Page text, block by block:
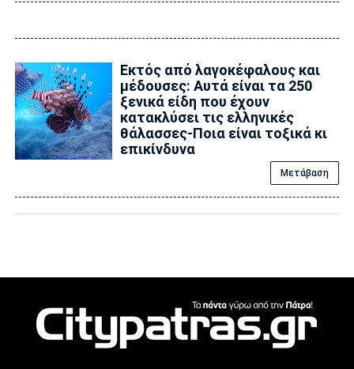
Εκτός από λαγοκέφαλους και
μέδουσες: Aυτά είναι τα 250
ξενικά είδη που έχουν
κατακλύσει τις ελληνικές
θάλασσες-Ποια είναι τοξικά κι
επικίνδυνα
Μετάβαση